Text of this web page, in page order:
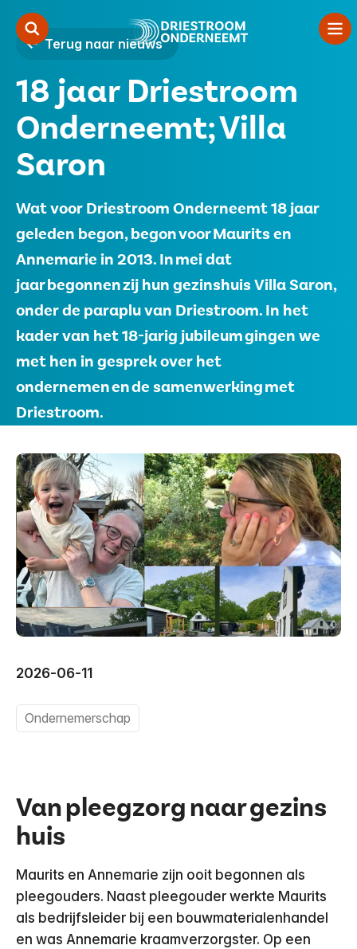
Zorgondernemerschap
Starten
Samenwerken
Over ons
Contact
Vacatures
Financiers
Terug naar nieuws
18 jaar Driestroom
Onderneemt; Villa
Saron
2026-06-11
Ondernemerschap
Wat voor Driestroom Onderneemt 18 jaar
geleden begon, begon voor Maurits en
Annemarie in 2013. In mei dat
jaar begonnen zij hun gezinshuis Villa Saron,
onder de paraplu van Driestroom. In het
kader van het 18-jarig jubileum gingen we
met hen in gesprek over het
ondernemen en de samenwerking met
Driestroom.
Van pleegzorg naar gezins
huis
Maurits en Annemarie zijn ooit begonnen als
pleegouders. Naast pleegouder werkte Maurits
als bedrijfsleider bij een bouwmaterialenhandel
en was Annemarie kraamverzorgster. Op een